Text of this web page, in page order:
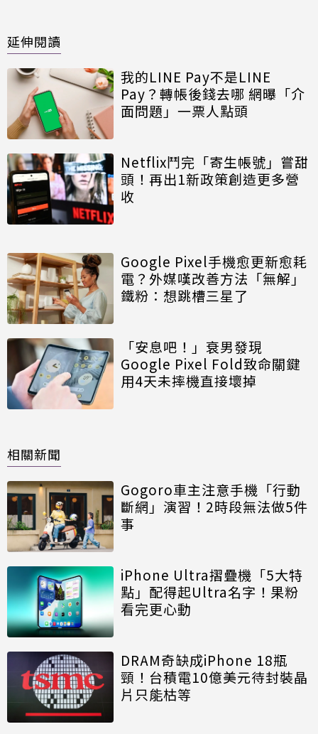
延伸閱讀
我的LINE Pay不是LINE
Pay？轉帳後錢去哪 網曝「介
面問題」一票人點頭
Netflix鬥完「寄生帳號」嘗甜
頭！再出1新政策創造更多營
收
Google Pixel手機愈更新愈耗
電？外媒嘆改善方法「無解」
鐵粉：想跳槽三星了
「安息吧！」衰男發現
Google Pixel Fold致命關鍵
用4天未摔機直接壞掉
相關新聞
Gogoro車主注意手機「行動
斷網」演習！2時段無法做5件
事
iPhone Ultra摺疊機「5大特
點」配得起Ultra名字！果粉
看完更心動
DRAM奇缺成iPhone 18瓶
頸！台積電10億美元待封裝晶
片只能枯等